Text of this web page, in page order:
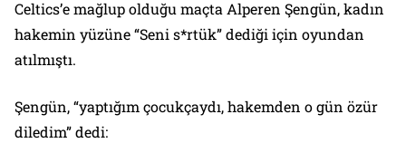
Celtics’e mağlup olduğu maçta Alperen Şengün, kadın
hakemin yüzüne “Seni s*rtük” dediği için oyundan
atılmıştı.
Şengün, “yaptığım çocukçaydı, hakemden o gün özür
diledim” dedi: